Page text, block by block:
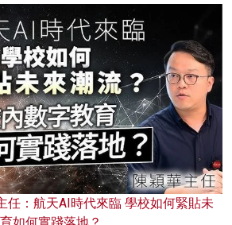
任：航天AI時代來臨 學校如何緊貼未